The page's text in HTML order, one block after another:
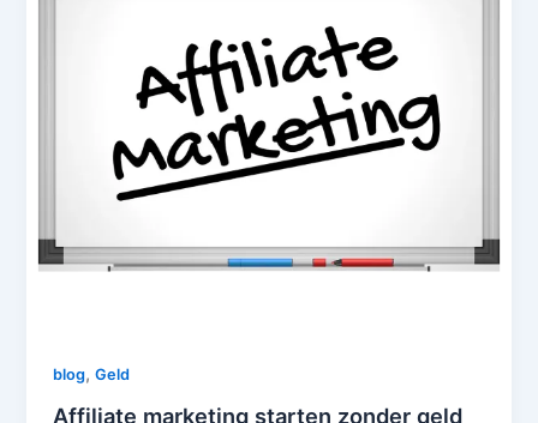
blog,Geld
Affiliate marketing starten zonder geld